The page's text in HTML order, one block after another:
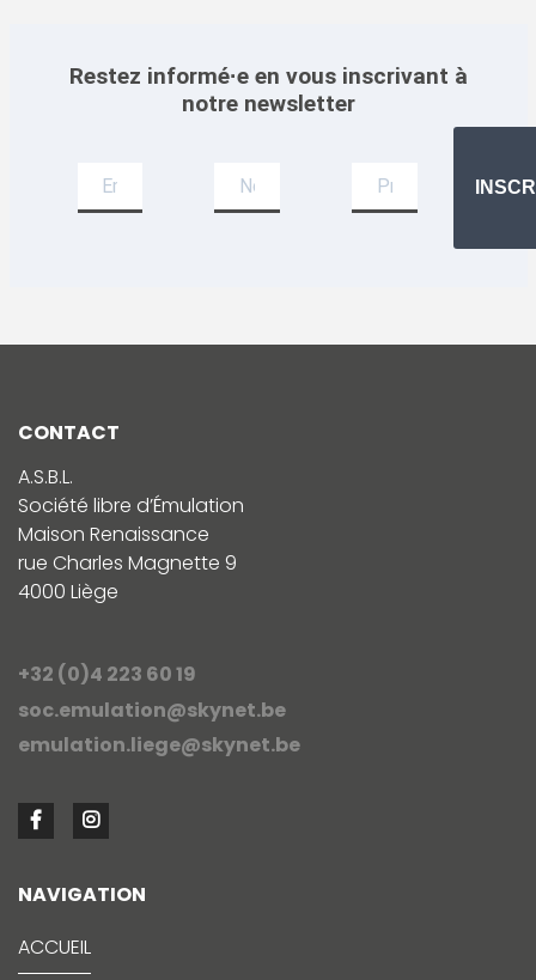
Restez informé·e en vous inscrivant à
notre newsletter
CONTACT
A.S.B.L.
Société libre d’Émulation
Maison Renaissance
rue Charles Magnette 9
4000 Liège
+32 (0)4 223 60 19
soc.emulation@skynet.be
emulation.liege@skynet.be
NAVIGATION
ACCUEIL